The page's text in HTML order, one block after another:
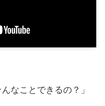
なことできるの？」